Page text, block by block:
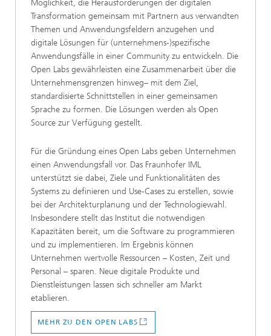
Möglichkeit, die Herausforderungen der digitalen
Transformation gemeinsam mit Partnern aus verwandten
Themen und Anwendungsfeldern anzugehen und
digitale Lösungen für (unternehmens-)spezifische
Anwendungsfälle in einer Community zu entwickeln. Die
Open Labs gewährleisten eine Zusammenarbeit über die
Unternehmensgrenzen hinweg– mit dem Ziel,
standardisierte Schnittstellen in einer gemeinsamen
Sprache zu formen. Die Lösungen werden als Open
Source zur Verfügung gestellt.
Für die Gründung eines Open Labs geben Unternehmen
einen Anwendungsfall vor. Das Fraunhofer IML
unterstützt sie dabei, Ziele und Funktionalitäten des
Systems zu definieren und Use-Cases zu erstellen, sowie
bei der Architekturplanung und der Technologiewahl.
Insbesondere stellt das Institut die notwendigen
Kapazitäten bereit, um die Software zu programmieren
und zu implementieren. Im Ergebnis können
Unternehmen wertvolle Ressourcen – Kosten, Zeit und
Personal – sparen. Neue digitale Produkte und
Dienstleistungen lassen sich schneller am Markt
etablieren.
MEHR ZU DEN OPEN LABS